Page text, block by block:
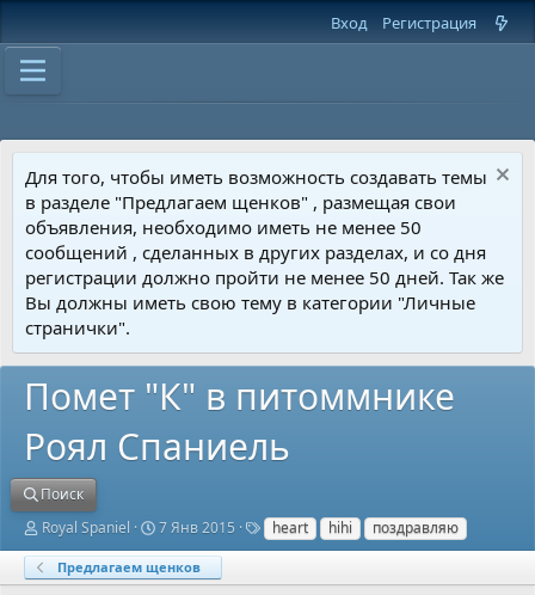
Вход Регистрация
Для того, чтобы иметь возможность создавать темы
в разделе "Предлагаем щенков" , размещая свои
объявления, необходимо иметь не менее 50
сообщений , сделанных в других разделах, и со дня
регистрации должно пройти не менее 50 дней. Так же
Вы должны иметь свою тему в категории "Личные
странички".
Помет "К" в питоммнике
Роял Спаниель
Поиск
А
т
о
Royal Spaniel
Д
т
а
7 Янв 2015
Т
е
и
heart hihi поздравляю
Предлагаем щенков